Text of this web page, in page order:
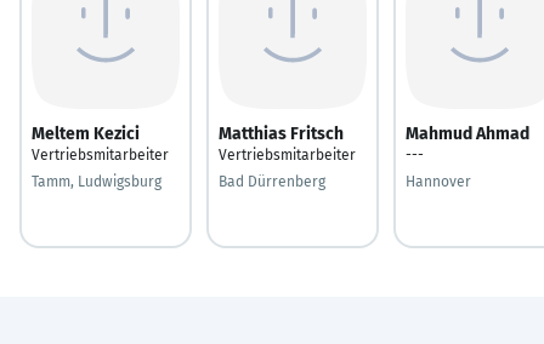
Meltem Kezici
Vertriebsmitarbeiter
Tamm, Ludwigsburg
Matthias Fritsch
Vertriebsmitarbeiter
Bad Dürrenberg
Mahmud Ahmad
---
Hannover